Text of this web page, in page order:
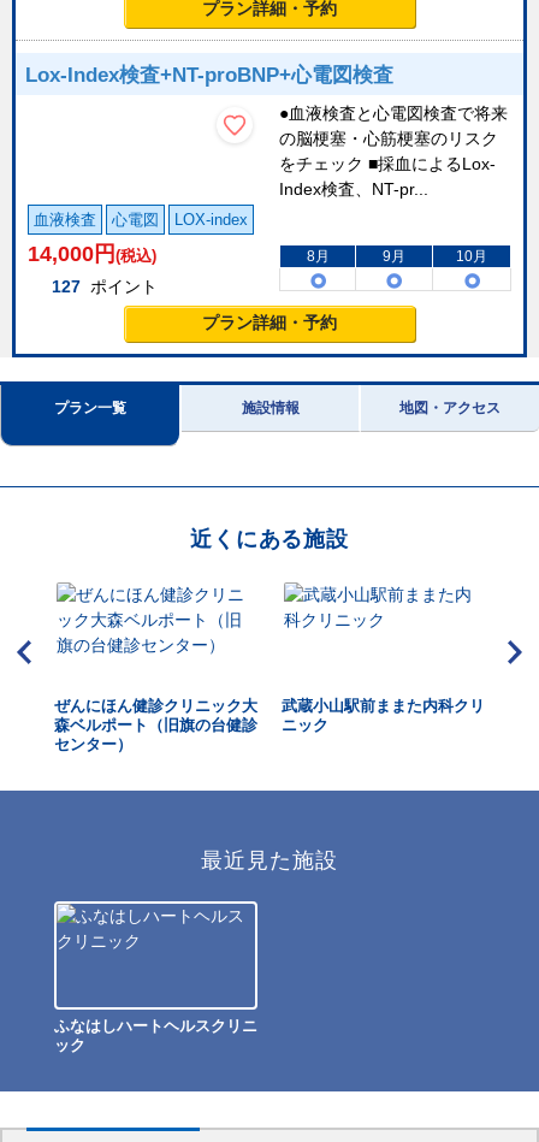
プラン詳細・予約
Lox-Index検査+NT-proBNP+心電図検査
●血液検査と心電図検査で将来
の脳梗塞・心筋梗塞のリスク
をチェック ■採血によるLox-
Index検査、NT-pr...
血液検査 心電図 LOX-index
14,000 円 (税込)
127 ポイント
8月 9月 10月
プラン詳細・予約
プラン一覧 施設情報 地図・アクセス
近くにある施設
ぜんにほん健診クリニック大
森ベルポート（旧旗の台健診
センター）
武蔵小山駅前ままた内科クリ
ニック
最近見た施設
ふなはしハートヘルスクリニ
ック